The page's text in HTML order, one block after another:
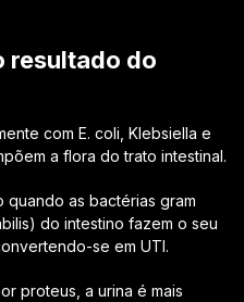
resultado do
com E. coli, Klebsiella e
a flora do trato intestinal.
as bactérias gram
do intestino fazem o seu
se em UTI.
proteus, a urina é mais